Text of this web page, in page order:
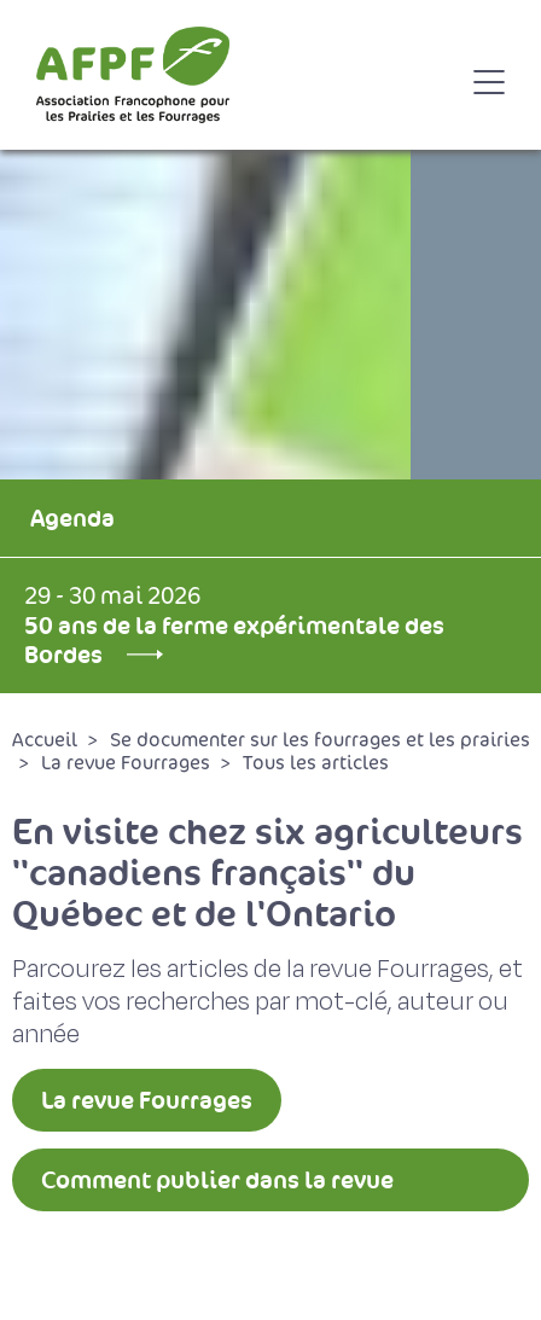
Agenda
29 - 30 mai 2026
50 ans de la ferme expérimentale des
Bordes
Accueil
Se documenter sur les fourrages et les prairies
La revue Fourrages
Tous les articles
En visite chez six agriculteurs
''canadiens français'' du
Québec et de l'Ontario
Parcourez les articles de la revue Fourrages, et
faites vos recherches par mot-clé, auteur ou
année
La revue Fourrages
Comment publier dans la revue